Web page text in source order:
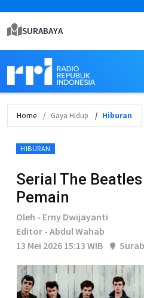
SURABAYA
Home Gaya Hidup Hiburan
HIBURAN
Serial The
Pemain
Oleh - Erny Dwijayanti
Editor - Abdul Wahab
13 Mei 2026 15:13 WIB